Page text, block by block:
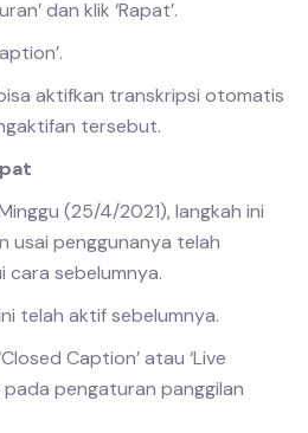
dan klik ‘Rapat’.
aktifkan transkripsi otomatis
tersebut.
(25/4/2021), langkah ini
usai penggunanya telah
cara sebelumnya.
telah aktif sebelumnya.
Caption’ atau ‘Live
pengaturan panggilan